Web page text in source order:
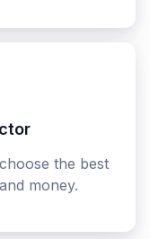
the best
money.